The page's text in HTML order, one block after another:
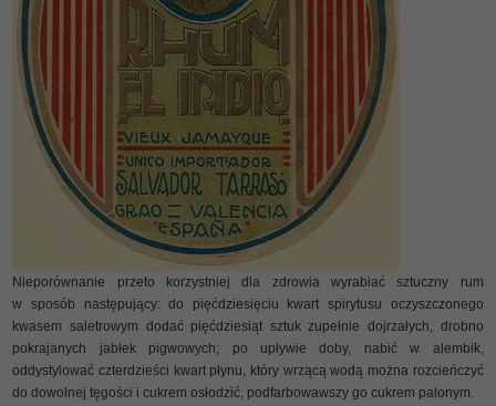
Nieporównanie przeto korzystniej dla zdrowia wyrabiać sztuczny rum
w sposób następujący: do pięćdziesięciu kwart spirytusu oczyszczonego
kwasem saletrowym dodać pięćdziesiąt sztuk zupełnie dojrzałych, drobno
pokrajanych jabłek pigwowych; po upływie doby, nabić w alembik,
oddystylować czterdzieści kwart płynu, który wrzącą wodą można rozcieńczyć
do dowolnej tęgości i cukrem osłodzić, podfarbowawszy go cukrem palonym.